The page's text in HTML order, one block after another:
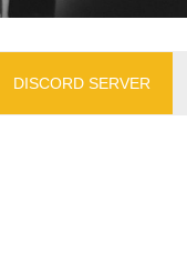
DISCORD SERVER